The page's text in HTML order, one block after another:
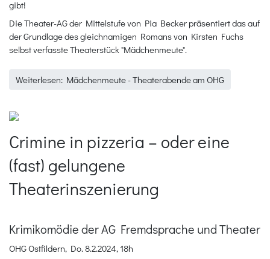
gibt!
Die Theater-AG der Mittelstufe von Pia Becker präsentiert das auf
der Grundlage des gleichnamigen Romans von Kirsten Fuchs
selbst verfasste Theaterstück "Mädchenmeute".
Weiterlesen: Mädchenmeute - Theaterabende am OHG
Crimine in pizzeria – oder eine
(fast) gelungene
Theaterinszenierung
Krimikomödie der AG Fremdsprache und Theater
OHG Ostfildern, Do. 8.2.2024, 18h